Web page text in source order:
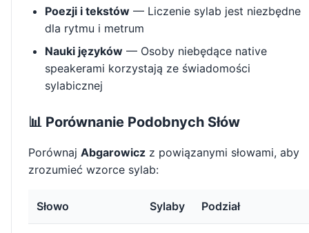
Poezji i tekstów — Liczenie sylab jest niezbędne
dla rytmu i metrum
Nauki języków — Osoby niebędące native
speakerami korzystają ze świadomości
sylabicznej
📊 Porównanie Podobnych Słów
Porównaj Abgarowicz z powiązanymi słowami, aby
zrozumieć wzorce sylab:
Słowo Sylaby Podział